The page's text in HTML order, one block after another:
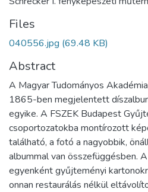
Files
040556.jpg (69.48 KB)
Abstract
A Magyar Tudományos
1865-ben megjelentett
egyike. A FSZEK Budapest
csoportozatokba montírozott
található, a fotó a nagyobbik,
albummal van összefüggésben.
egyenként gyűjteményi
onnan restaurálás nélkül